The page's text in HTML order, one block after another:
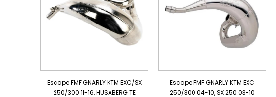
Escape FMF GNARLY KTM EXC/SX
250/300 11-16, HUSABERG TE
Escape FMF GNARLY KTM EXC
250/300 04-10, SX 250 03-10